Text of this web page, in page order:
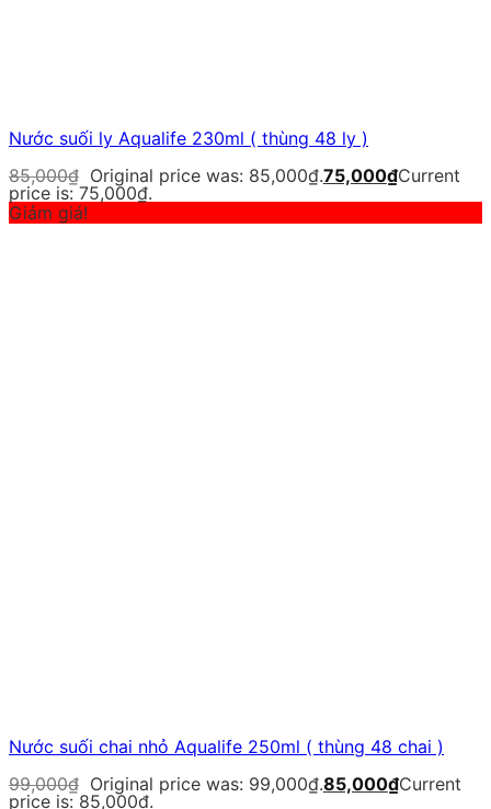
Nước suối ly Aqualife 230ml ( thùng 48 ly )
85,000₫ Original price was: 85,000₫.75,000₫Current
price is: 75,000₫.
Giảm giá!
Nước suối chai nhỏ Aqualife 250ml ( thùng 48 chai )
99,000₫ Original price was: 99,000₫.85,000₫Current
price is: 85,000₫.